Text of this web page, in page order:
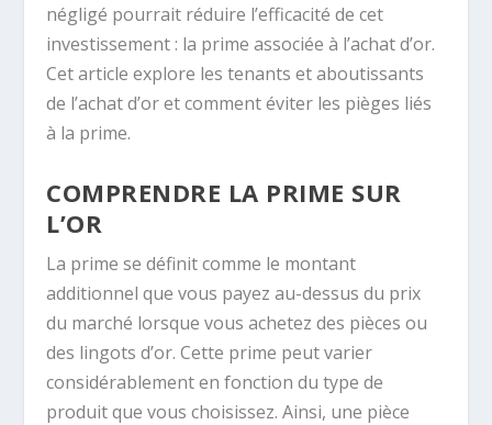
négligé pourrait réduire l’efficacité de cet
investissement : la prime associée à l’achat d’or.
Cet article explore les tenants et aboutissants
de l’achat d’or et comment éviter les pièges liés
à la prime.
COMPRENDRE LA PRIME SUR
L’OR
La prime se définit comme le montant
additionnel que vous payez au-dessus du prix
du marché lorsque vous achetez des pièces ou
des lingots d’or. Cette prime peut varier
considérablement en fonction du type de
produit que vous choisissez. Ainsi, une pièce